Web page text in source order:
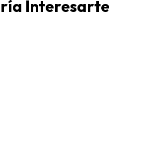
Interesarte